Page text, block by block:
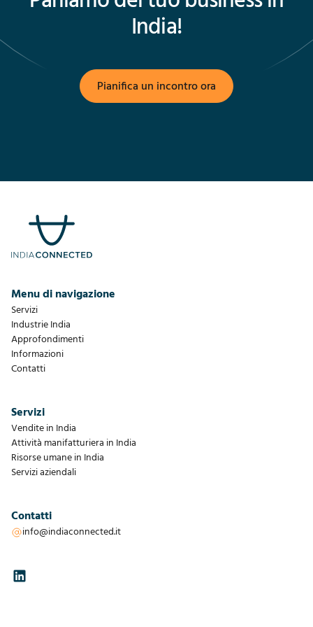
India!
Pianifica un incontro ora
Menu di navigazione
Servizi
Industrie India
Approfondimenti
Informazioni
Contatti
Servizi
Vendite in India
Attività manifatturiera in India
Risorse umane in India
Servizi aziendali
Contatti
info@indiaconnected.it